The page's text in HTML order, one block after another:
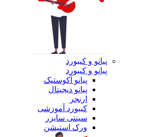
پیانو و کیبورد
پیانو و کیبورد
پیانو آکوستیک
پیانو دیجیتال
ارنجر
کیبورد آموزشی
سینتی سایزر
ورک استیشن